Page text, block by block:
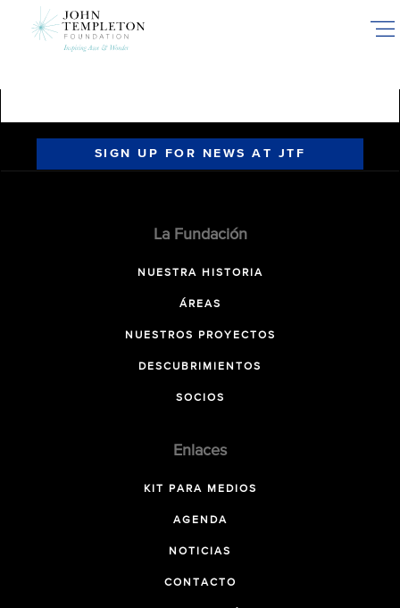
SIGN UP FOR NEWS AT JTF
La Fundación
NUESTRA HISTORIA
ÁREAS
NUESTROS PROYECTOS
DESCUBRIMIENTOS
SOCIOS
Enlaces
KIT PARA MEDIOS
AGENDA
NOTICIAS
CONTACTO